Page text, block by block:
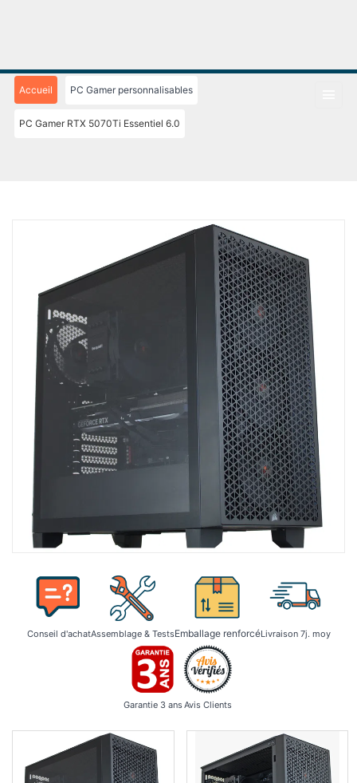
Garantie 3 ansAvis Clients